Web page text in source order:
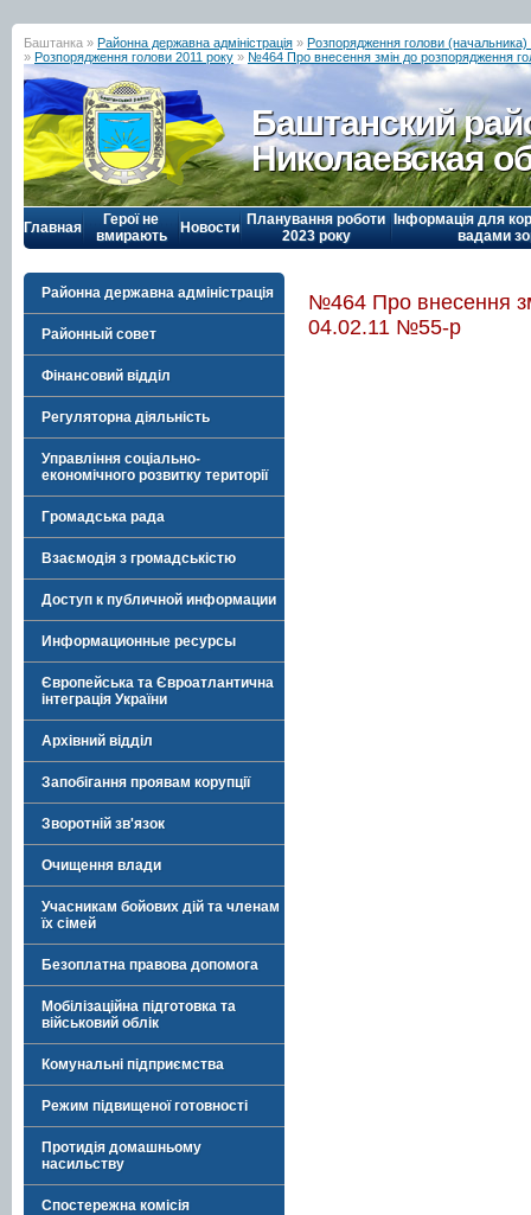
Баштанка » Районна державна адміністрація » Розпорядження голови (начальника)
» Розпорядження голови 2011 року » №464 Про внесення змін до розпорядження
Баштанский
Николаевская
Главная
Герої не
вмирають
Новости Планування роботи
2023 року
Інформація для
вадами
Районна державна адміністрація
Районный совет
Фінансовий відділ
Регуляторна діяльність
Управління соціально-
економічного розвитку території
Громадська рада
Взаємодія з громадськістю
Доступ к публичной информации
Информационные ресурсы
Європейська та Євроатлантична
інтеграція України
Архівний відділ
Запобігання проявам корупції
Зворотній зв'язок
Очищення влади
Учасникам бойових дій та членам
їх сімей
Безоплатна правова допомога
Мобілізаційна підготовка та
військовий облік
Комунальні підприємства
Режим підвищеної готовності
Протидія домашньому
насильству
Спостережна комісія
№464 Про внесення
04.02.11 №55-р